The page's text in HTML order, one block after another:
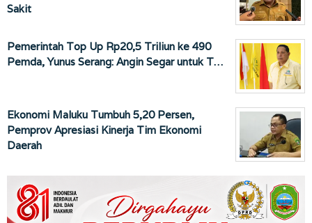
Sakit
Pemerintah Top Up Rp20,5 Triliun ke 490
Pemda, Yunus Serang: Angin Segar untuk T…
Ekonomi Maluku Tumbuh 5,20 Persen,
Pemprov Apresiasi Kinerja Tim Ekonomi
Daerah